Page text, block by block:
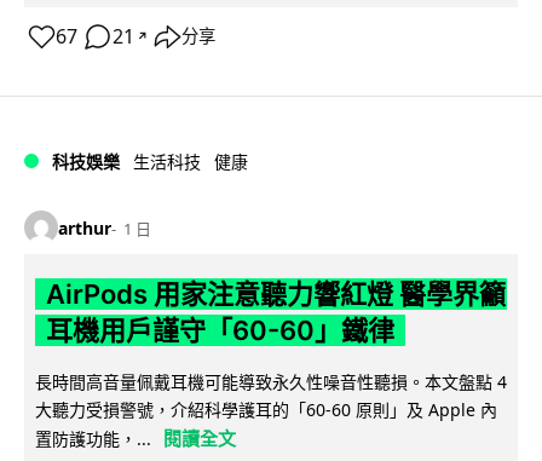
67 21 ↗ 分享
科技娛樂 生活科技 健康
arthur 1 日
AirPods 用家注意聽力響紅燈 醫學界籲
耳機用戶謹守「60-60」鐵律
長時間高音量佩戴耳機可能導致永久性噪音性聽損。本文盤點 4
大聽力受損警號，介紹科學護耳的「60-60 原則」及 Apple 內
置防護功能，...
閱讀全文